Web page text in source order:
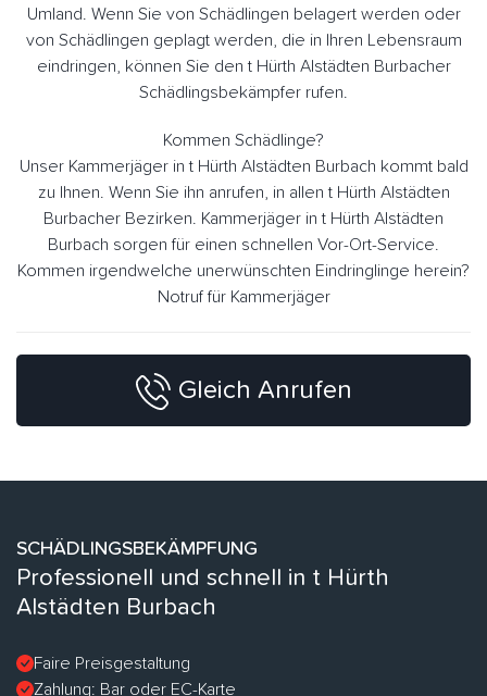
Umland. Wenn Sie von Schädlingen belagert werden oder
von Schädlingen geplagt werden, die in Ihren Lebensraum
eindringen, können Sie den t Hürth Alstädten Burbacher
Schädlingsbekämpfer rufen.
Kommen Schädlinge?
Unser Kammerjäger in t Hürth Alstädten Burbach kommt bald
zu Ihnen. Wenn Sie ihn anrufen, in allen t Hürth Alstädten
Burbacher Bezirken. Kammerjäger in t Hürth Alstädten
Burbach sorgen für einen schnellen Vor-Ort-Service.
Kommen irgendwelche unerwünschten Eindringlinge herein?
Notruf für Kammerjäger
Gleich Anrufen
SCHÄDLINGSBEKÄMPFUNG
Professionell und schnell in t Hürth
Alstädten Burbach
Faire Preisgestaltung
Zahlung: Bar oder EC-Karte